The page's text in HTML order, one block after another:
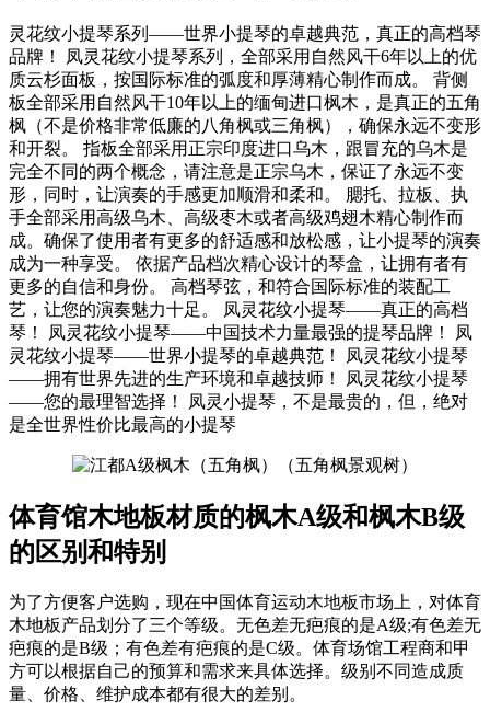
灵花纹小提琴系列——世界小提琴的卓越典范，真正的高档琴
品牌！ 凤灵花纹小提琴系列，全部采用自然风干6年以上的优
质云杉面板，按国际标准的弧度和厚薄精心制作而成。 背侧
板全部采用自然风干10年以上的缅甸进口枫木，是真正的五角
枫（不是价格非常低廉的八角枫或三角枫），确保永远不变形
和开裂。 指板全部采用正宗印度进口乌木，跟冒充的乌木是
完全不同的两个概念，请注意是正宗乌木，保证了永远不变
形，同时，让演奏的手感更加顺滑和柔和。 腮托、拉板、执
手全部采用高级乌木、高级枣木或者高级鸡翅木精心制作而
成。确保了使用者有更多的舒适感和放松感，让小提琴的演奏
成为一种享受。 依据产品档次精心设计的琴盒，让拥有者有
更多的自信和身份。 高档琴弦，和符合国际标准的装配工
艺，让您的演奏魅力十足。 凤灵花纹小提琴——真正的高档
琴！ 凤灵花纹小提琴——中国技术力量最强的提琴品牌！ 凤
灵花纹小提琴——世界小提琴的卓越典范！ 凤灵花纹小提琴
——拥有世界先进的生产环境和卓越技师！ 凤灵花纹小提琴
——您的最理智选择！ 凤灵小提琴，不是最贵的，但，绝对
是全世界性价比最高的小提琴
体育馆木地板材质的枫木A级和枫木B级
的区别和特别
为了方便客户选购，现在中国体育运动木地板市场上，对体育
木地板产品划分了三个等级。无色差无疤痕的是A级;有色差无
疤痕的是B级；有色差有疤痕的是C级。体育场馆工程商和甲
方可以根据自己的预算和需求来具体选择。级别不同造成质
量、价格、维护成本都有很大的差别。